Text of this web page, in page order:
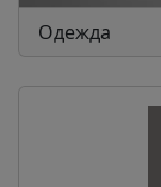
Одежда